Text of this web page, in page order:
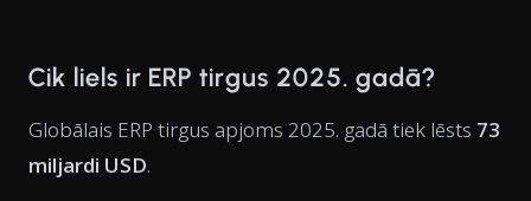
Cik liels ir ERP tirgus 2025. gadā?
Globālais ERP tirgus apjoms 2025. gadā tiek lēsts 73
miljardi USD.